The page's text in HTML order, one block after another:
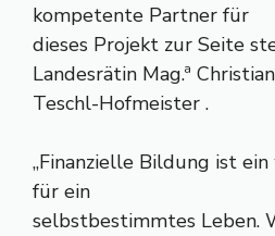
kompetente Partner für
dieses Projekt zur Seite
Landesrätin Mag.ª
Teschl-Hofmeister .
„Finanzielle Bildung ist
für ein
selbstbestimmtes Leben.